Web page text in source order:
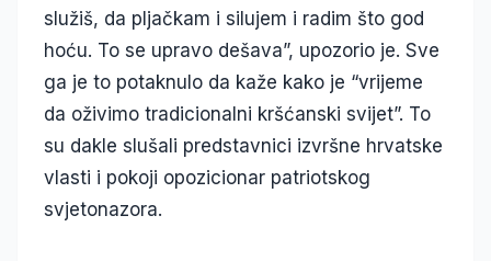
služiš, da pljačkam i silujem i radim što god
hoću. To se upravo dešava”, upozorio je. Sve
ga je to potaknulo da kaže kako je “vrijeme
da oživimo tradicionalni kršćanski svijet”. To
su dakle slušali predstavnici izvršne hrvatske
vlasti i pokoji opozicionar patriotskog
svjetonazora.